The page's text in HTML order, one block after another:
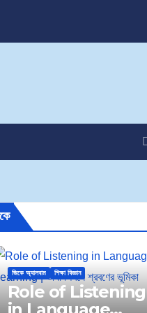
জিকে অ্যালবাম শিক্ষা বিজ্ঞান
Role of Listening